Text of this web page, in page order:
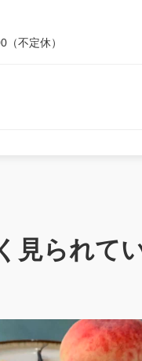
不定休）
見られて